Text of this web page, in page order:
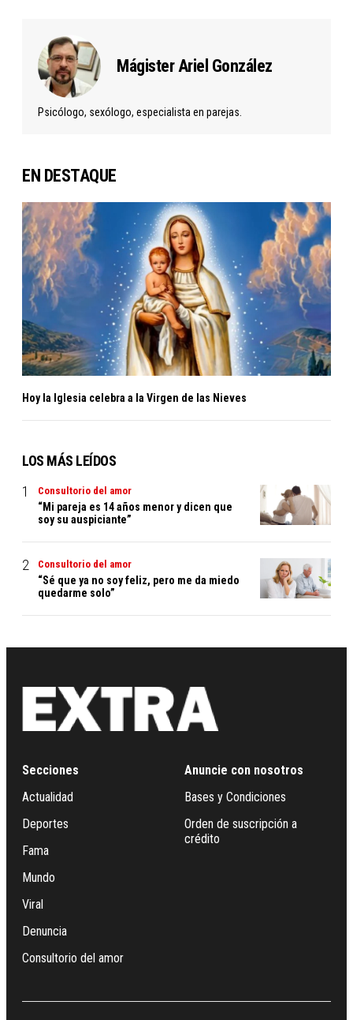
Mágister Ariel González
Psicólogo, sexólogo, especialista en parejas.
EN DESTAQUE
Hoy la Iglesia celebra a la Virgen de las Nieves
LOS MÁS LEÍDOS
Consultorio del amor
“Mi pareja es 14 años menor y dicen que
soy su auspiciante”
Consultorio del amor
“Sé que ya no soy feliz, pero me da miedo
quedarme solo”
Secciones
Actualidad
Deportes
Fama
Mundo
Viral
Denuncia
Consultorio del amor
Anuncie con nosotros
Bases y Condiciones
Orden de suscripción a
crédito